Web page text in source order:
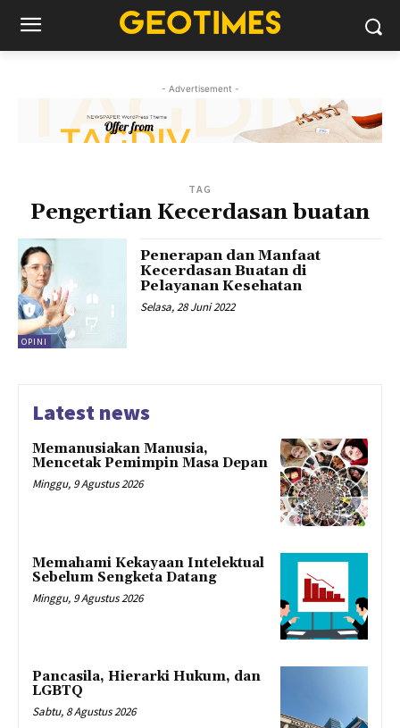
- Advertisement -
TAG
Pengertian Kecerdasan buatan
OPINI
Penerapan dan Manfaat
Kecerdasan Buatan di
Pelayanan Kesehatan
Selasa, 28 Juni 2022
Latest news
Memanusiakan Manusia,
Mencetak Pemimpin Masa Depan
Minggu, 9 Agustus 2026
Memahami Kekayaan Intelektual
Sebelum Sengketa Datang
Minggu, 9 Agustus 2026
Pancasila, Hierarki Hukum, dan
LGBTQ
Sabtu, 8 Agustus 2026